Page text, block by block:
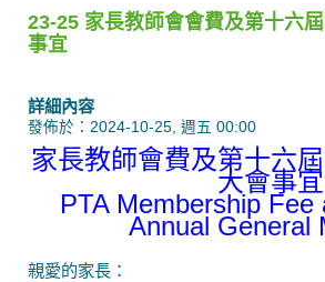
23-25 家長教師會會費及第十六
事宜
詳細內容
發佈於：2024-10-25, 週五 00:00
家長教師會費及第十六
大會事宜
PTA Membership Fee
Annual General
親愛的家長：